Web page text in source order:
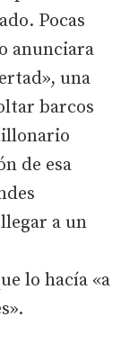
Pocas
anunciara
una
barcos
de esa
a un
lo hacía «a